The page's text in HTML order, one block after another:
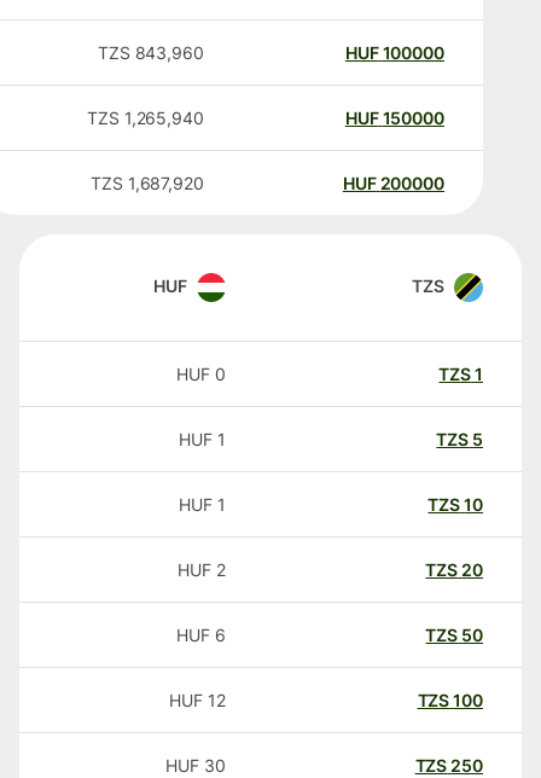
100000
HUF
843,960
TZS
150000
HUF
1,265,940
TZS
200000
HUF
1,687,920
TZS
TZS
HUF
TZS
HUF
TZS
HUF
TZS
HUF
20
TZS
HUF
50
TZS
HUF
100
TZS
HUF
250
TZS
30
HUF